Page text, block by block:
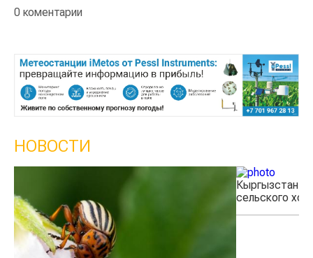
0 коментарии
НОВОСТИ
Кыргызстан обошел Казахстан по темпам роста
сельского хозяйства